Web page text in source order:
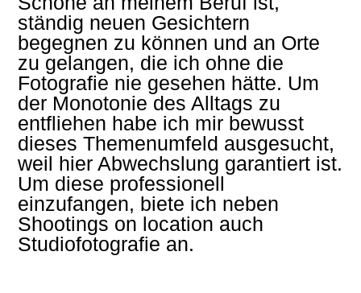
ständig neuen Gesichtern
begegnen zu können und an Orte
zu gelangen, die ich ohne die
Fotografie nie gesehen hätte. Um
der Monotonie des Alltags zu
entfliehen habe ich mir bewusst
dieses Themenumfeld ausgesucht,
weil hier Abwechslung garantiert ist.
Um diese professionell
einzufangen, biete ich neben
Shootings on location auch
Studiofotografie an.